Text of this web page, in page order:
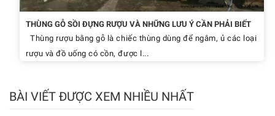
THÙNG GỖ SỒI ĐỰNG RƯỢU VÀ NHỮNG LƯU Ý CẦN PHẢI BIẾT
Thùng rượu bằng gỗ là chiếc thùng dùng để ngâm, ủ các loại
rượu và đồ uống có cồn, được l...
BÀI VIẾT ĐƯỢC XEM NHIỀU NHẤT